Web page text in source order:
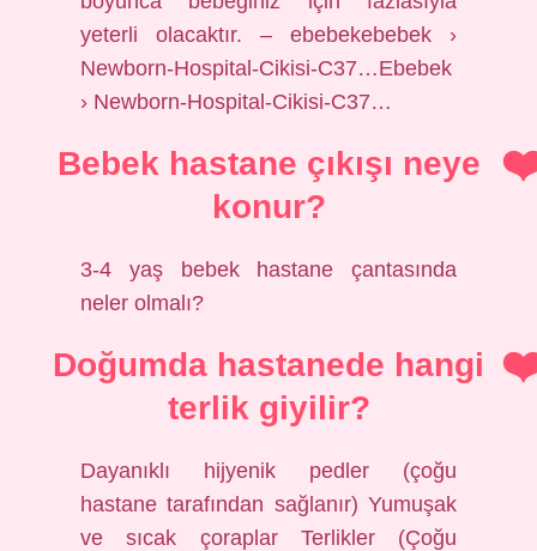
yeterli olacaktır. – ebebekebebek ›
Newborn-Hospital-Cikisi-C37…Ebebek
› Newborn-Hospital-Cikisi-C37…
Bebek hastane çıkışı neye
konur?
3-4 yaş bebek hastane çantasında
neler olmalı?
Doğumda hastanede hangi
terlik giyilir?
Dayanıklı hijyenik pedler (çoğu
hastane tarafından sağlanır) Yumuşak
ve sıcak çoraplar Terlikler (Çoğu